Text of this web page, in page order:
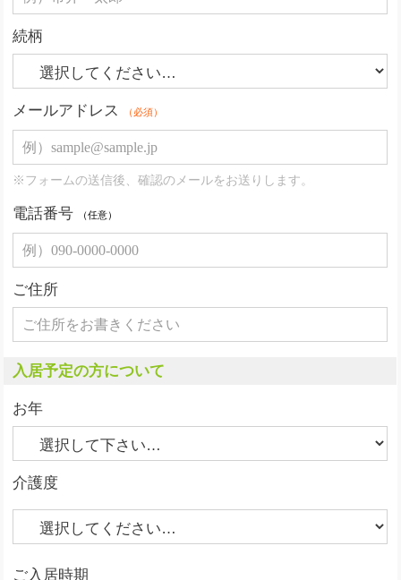
続柄
メールアドレス （必須）
※フォームの送信後、確認のメールをお送りします。
電話番号 （任意）
ご住所
入居予定の方について
お年
介護度
ご入居時期